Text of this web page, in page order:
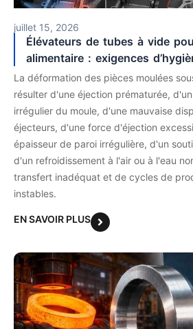
juillet 15, 2026
Élévateurs de tubes à vide
alimentaire : exigences
matériel
La déformation des pièces moulées
résulter d'une éjection prématurée,
irrégulier du moule, d'une mauvaise
éjecteurs, d'une force d'éjection
épaisseur de paroi irrégulière, d'un
d'un refroidissement à l'air ou à l'eau
transfert inadéquat et de cycles de
instables.
EN SAVOIR PLUS